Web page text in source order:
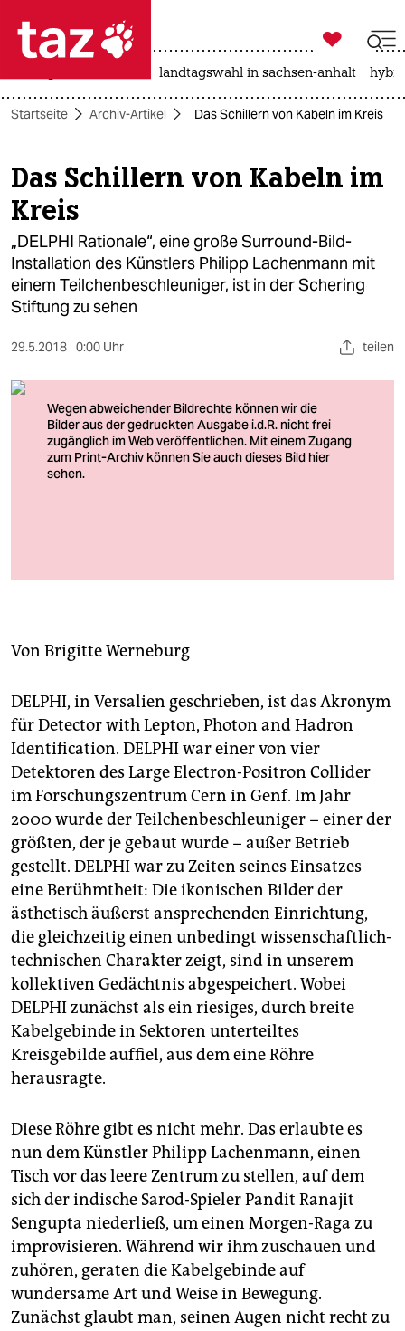
 taz zahl ich
taz zahl ich
themen
politik
öko
gesellschaft
berlin
nord
unterstützen
abo
genossenschaft
epaper login

taz zahl ich
landtagswahl in sachsen-anhalt
Startseite Archiv-Artikel Das Schillern von Kabeln im Kreis
Das Schillern von Kabeln im
Kreis
„DELPHI Rationale“, eine große Surround-Bild-
Installation des Künstlers Philipp Lachenmann mit
einem Teilchenbeschleuniger, ist in der Schering
Stiftung zu sehen
29.5.2018 0:00 Uhr teilen
Von Brigitte Werneburg
DELPHI, in Versalien geschrieben, ist das Akronym
für Detector with Lepton, Photon and Hadron
Identification. DELPHI war einer von vier
Detektoren des Large Electron-Posi­tron Collider
im Forschungszentrum Cern in Genf. Im Jahr
2000 wurde der Teilchenbeschleuniger − einer der
größten, der je gebaut wurde − außer Betrieb
gestellt. DELPHI war zu Zeiten seines Einsatzes
eine Berühmtheit: Die ikonischen Bilder der
ästhetisch äußerst ansprechenden Einrichtung,
die gleichzeitig einen unbedingt wissenschaftlich-
technischen Charakter zeigt, sind in unserem
kollektiven Gedächtnis abgespeichert. Wobei
DELPHI zunächst als ein riesiges, durch breite
Kabelgebinde in Sektoren unterteiltes
Kreisgebilde auffiel, aus dem eine Röhre
herausragte.
Diese Röhre gibt es nicht mehr. Das erlaubte es
nun dem Künstler Philipp Lachenmann, einen
Tisch vor das leere Zentrum zu stellen, auf dem
sich der indische Sarod-Spieler Pandit Ranajit
Sengupta niederließ, um einen Morgen-Raga zu
improvisieren. Während wir ihm zuschauen und
zuhören, geraten die Kabelgebinde auf
wundersame Art und Weise in Bewegung.
Zunächst glaubt man, seinen Augen nicht recht zu